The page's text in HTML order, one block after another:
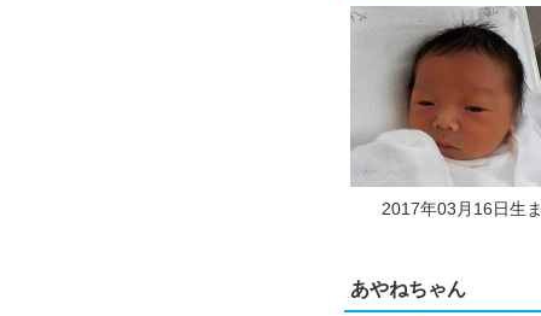
2017年03月16日生
あやねちゃん